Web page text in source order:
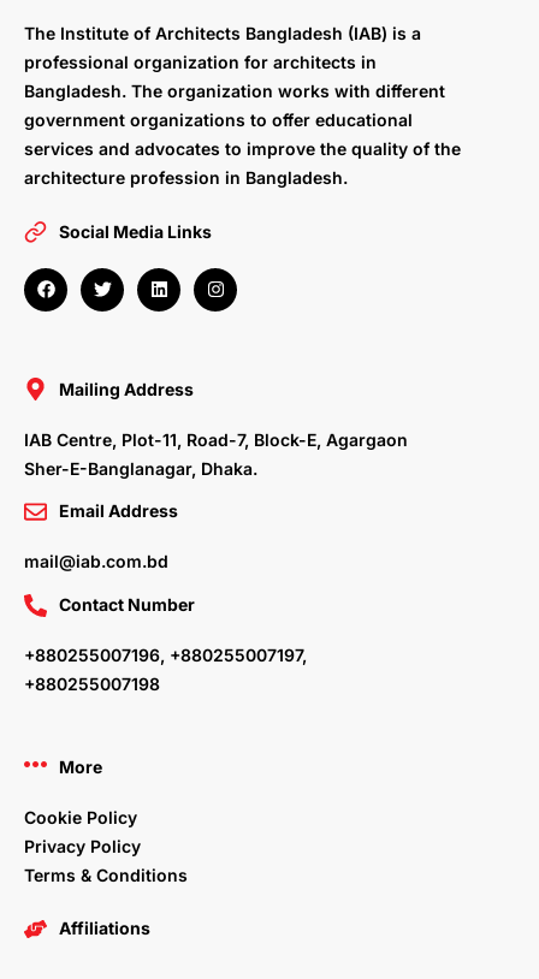
The Institute of Architects Bangladesh (IAB) is a
professional organization for architects in
Bangladesh. The organization works with different
government organizations to offer educational
services and advocates to improve the quality of the
architecture profession in Bangladesh.
Social Media Links
F
a
c
o
T
w
i
r
L
i
n
i
n
I
n
s
Mailing Address
IAB Centre, Plot-11, Road-7, Block-E, Agargaon
Sher-E-Banglanagar, Dhaka.
Email Address
mail@iab.com.bd
Contact Number
+880255007196, +880255007197,
+880255007198
More
Cookie Policy
Privacy Policy
Terms & Conditions
Affiliations